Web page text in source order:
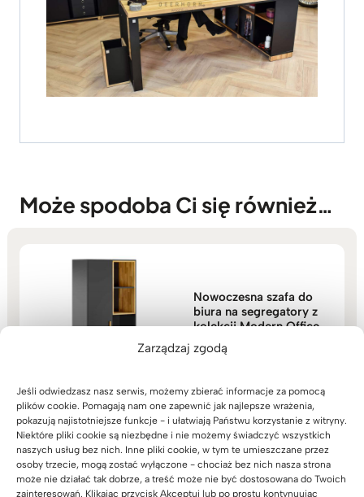
Zarządzaj zgodą
Jeśli odwiedzasz nasz serwis, możemy zbierać informacje za pomocą
plików cookie. Pomagają nam one zapewnić jak najlepsze wrażenia,
pokazują najistotniejsze funkcje - i ułatwiają Państwu korzystanie z witryny.
Niektóre pliki cookie są niezbędne i nie możemy świadczyć wszystkich
naszych usług bez nich. Inne pliki cookie, w tym te umieszczane przez
osoby trzecie, mogą zostać wyłączone - chociaż bez nich nasza strona
może nie działać tak dobrze, a treść może nie być dostosowana do Twoich
zainteresowań. Klikając przycisk Akceptuj lub po prostu kontynuując
Może spodoba Ci się również…
Nowoczesna szafa do
biura na segregatory z
kolekcji Modern Office
Stolik kawowy do biura